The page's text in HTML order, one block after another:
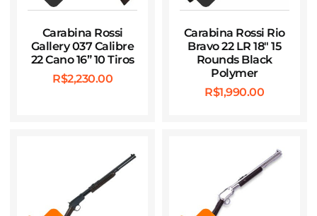
Carabina Rossi
Gallery 037 Calibre
22 Cano 16” 10 Tiros
R$2,230.00
Carabina Rossi Rio
Bravo 22 LR 18″ 15
Rounds Black
Polymer
R$1,990.00